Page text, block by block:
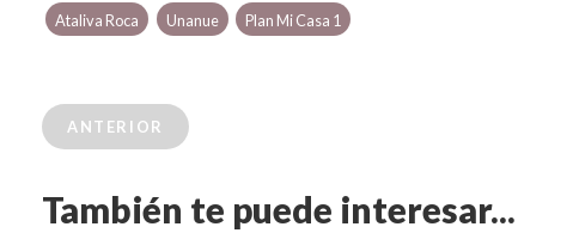
Ataliva Roca Unanue Plan Mi Casa 1
ANTERIOR
También te puede interesar...